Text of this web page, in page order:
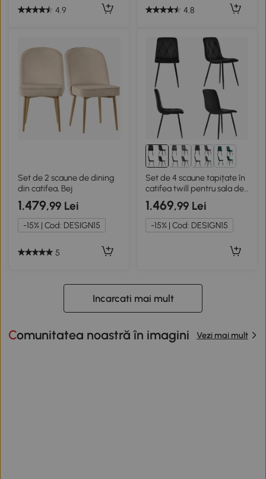
4.9 4.8
Set de 2 scaune de dining
din catifea, Bej
1.479,99 Lei
-15% | Cod: DESIGN15
5
1+
Set de 4 scaune tapițate în
catifea twill pentru sala de
mese cu spătar,Negru
1.469,99 Lei
-15% | Cod: DESIGN15
Incarcati mai mult
Comunitatea noastră în imagini Vezi mai mult